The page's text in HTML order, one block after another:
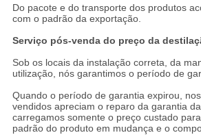
Do pacote e do transporte dos produtos
com o padrão da exportação.
Serviço pós-venda do preço da
Sob os locais da instalação correta, da
utilização, nós garantimos o período de
Quando o período de garantia expirou,
vendidos apreciam o reparo da garantia
carregamos somente o preço custado
padrão do produto em mudança e o